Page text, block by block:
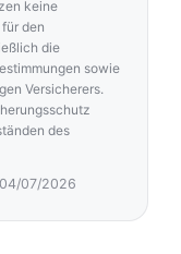
keine
den
die
sowie
Versicherers.
des
07/2026